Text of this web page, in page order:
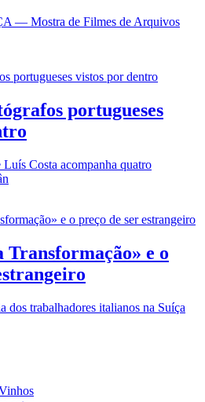
— Mostra de Filmes de Arquivos
portugueses
Costa acompanha quatro
Transformação» e o
dos trabalhadores italianos na Suíça